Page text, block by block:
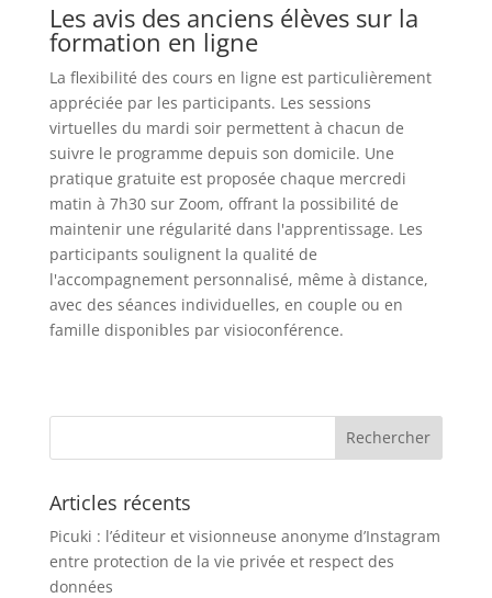
Les avis des anciens élèves sur la
formation en ligne
La flexibilité des cours en ligne est particulièrement
appréciée par les participants. Les sessions
virtuelles du mardi soir permettent à chacun de
suivre le programme depuis son domicile. Une
pratique gratuite est proposée chaque mercredi
matin à 7h30 sur Zoom, offrant la possibilité de
maintenir une régularité dans l'apprentissage. Les
participants soulignent la qualité de
l'accompagnement personnalisé, même à distance,
avec des séances individuelles, en couple ou en
famille disponibles par visioconférence.
Articles récents
Picuki : l’éditeur et visionneuse anonyme d’Instagram
entre protection de la vie privée et respect des
données